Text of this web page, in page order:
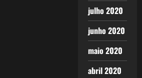
julho 2020
junho 2020
maio 2020
abril 2020